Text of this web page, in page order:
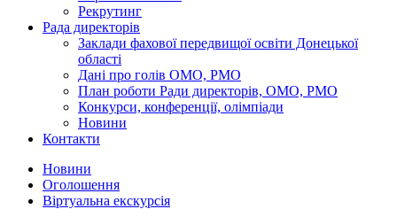
Рекрутинг
Рада директорів
Заклади фахової передвищої освіти Донецької
області
Дані про голів ОМО, РМО
План роботи Ради директорів, ОМО, РМО
Конкурси, конференції, олімпіади
Новини
Контакти
Новини
Оголошення
Віртуальна екскурсія